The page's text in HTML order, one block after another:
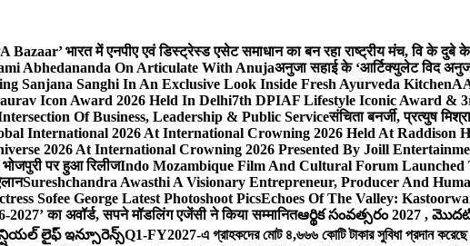
Bazaar’ भारत में एनपीए एवं डिस्ट्रेस्ड एसेट समाधान का बन रहा राष्ट्रीय मंच, वि के
Abhedananda On Articulate With Anujaअनुजा सहाई के ‘आर्टिक्युलेट विद
Sanjana Sanghi In An Exclusive Look Inside Fresh Ayurveda Kitchen
Icon Award 2026 Held In Delhi7th DPIAF Lifestyle Iconic Award &
Of Business, Leadership & Public Serviceसंचिता बनर्जी, प्रत्युष
International 2026 At International Crowning 2026 Held At Raddison
2026 At International Crowning 2026 Presented By Joill
भोजपुरी पर हुआ रिलीजIndo Mozambique Film And Cultural Forum
Sureshchandra Awasthi A Visionary Entrepreneur, Producer And
Sofee George Latest Photoshoot PicsEchoes Of The Valley:
का अवॉर्ड, सपने मॉडलिंग एजेंसी ने किया सम्मानितఆర్థిక సంవత్సరం 2027 ,
లైఫ్ ఇన్సూరెన్స్Q1-FY2027-এ গ্রাহকদের মোট ৪,৬৬৬ কোটি টাকার সুবিধা প্রদান